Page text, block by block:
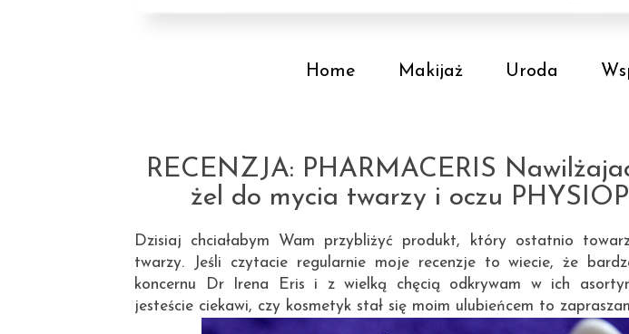
Home Makijaż Uroda
RECENZJA: PHARMACERIS
żel do mycia twarzy i oczu
Dzisiaj chciałabym Wam przybliżyć produkt, który ostatnio
twarzy. Jeśli czytacie regularnie moje recenzje to wiecie, że
koncernu Dr Irena Eris i z wielką chęcią odkrywam w ich
jesteście ciekawi, czy kosmetyk stał się moim ulubieńcem to